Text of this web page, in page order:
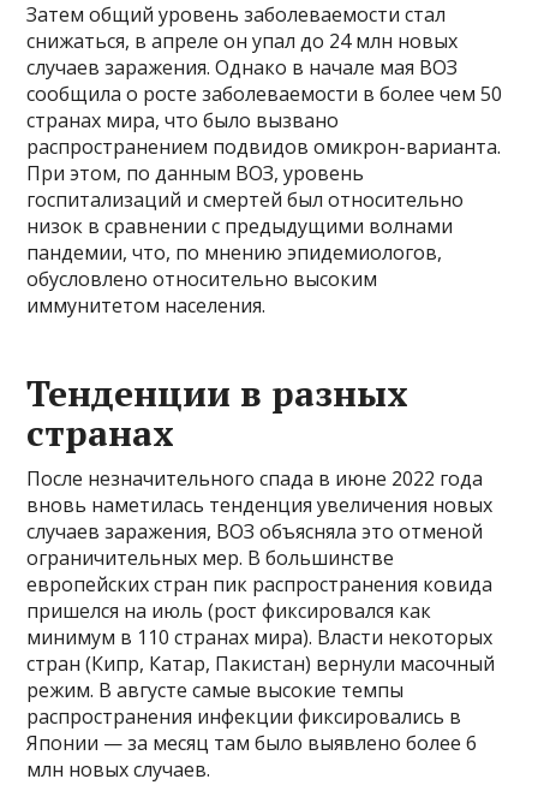
Затем общий уровень заболеваемости стал
снижаться, в апреле он упал до 24 млн новых
случаев заражения. Однако в начале мая ВОЗ
сообщила о росте заболеваемости в более чем 50
странах мира, что было вызвано
распространением подвидов омикрон-варианта.
При этом, по данным ВОЗ, уровень
госпитализаций и смертей был относительно
низок в сравнении с предыдущими волнами
пандемии, что, по мнению эпидемиологов,
обусловлено относительно высоким
иммунитетом населения.
Тенденции в разных
странах
После незначительного спада в июне 2022 года
вновь наметилась тенденция увеличения новых
случаев заражения, ВОЗ объясняла это отменой
ограничительных мер. В большинстве
европейских стран пик распространения ковида
пришелся на июль (рост фиксировался как
минимум в 110 странах мира). Власти некоторых
стран (Кипр, Катар, Пакистан) вернули масочный
режим. В августе самые высокие темпы
распространения инфекции фиксировались в
Японии — за месяц там было выявлено более 6
млн новых случаев.